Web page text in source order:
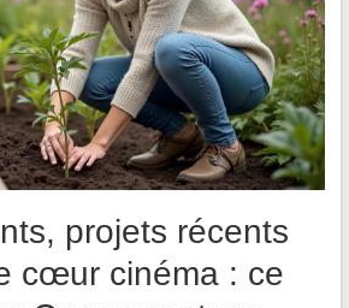
projets récents
cœur cinéma : ce